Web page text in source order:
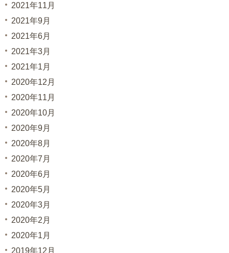
2021年11月
2021年9月
2021年6月
2021年3月
2021年1月
2020年12月
2020年11月
2020年10月
2020年9月
2020年8月
2020年7月
2020年6月
2020年5月
2020年3月
2020年2月
2020年1月
2019年12月